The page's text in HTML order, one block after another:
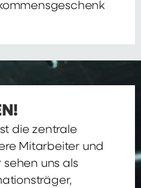
die zentrale
Mitarbeiter und
sehen uns als